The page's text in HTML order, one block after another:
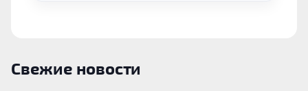
Свежие новости